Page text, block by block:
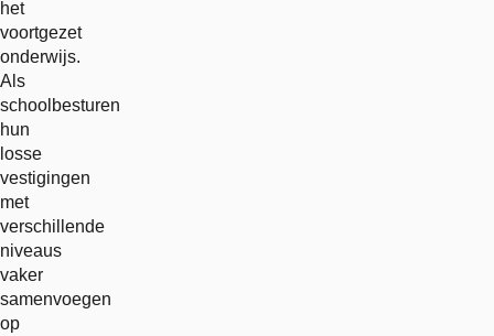
het
voortgezet
onderwijs.
Als
schoolbesturen
hun
losse
vestigingen
met
verschillende
niveaus
vaker
samenvoegen
op